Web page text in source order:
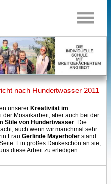
nach Hundertwasser 2011
unserer Kreativität im
der Mosaikarbeit, aber auch bei der
Stile von Hundertwasser. Die
auch wenn wir manchmal sehr
Frau Gerlinde Mayerhofer stand
Ein großes Dankeschön an sie,
diese Arbeit zu erledigen.